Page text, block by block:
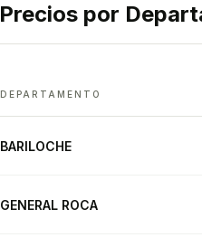
Precios por
DEPARTAMENTO
BARILOCHE
GENERAL ROCA